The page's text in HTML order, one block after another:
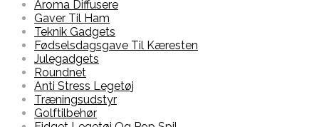
Aroma Diffusere
Gaver Til Ham
Teknik Gadgets
Fødselsdagsgave Til Kæresten
Julegadgets
Roundnet
Anti Stress Legetøj
Træningsudstyr
Golftilbehør